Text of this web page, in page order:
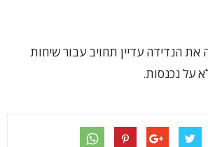
הנדידה עדיין תחויב עבור שיחות
על נכנסות.